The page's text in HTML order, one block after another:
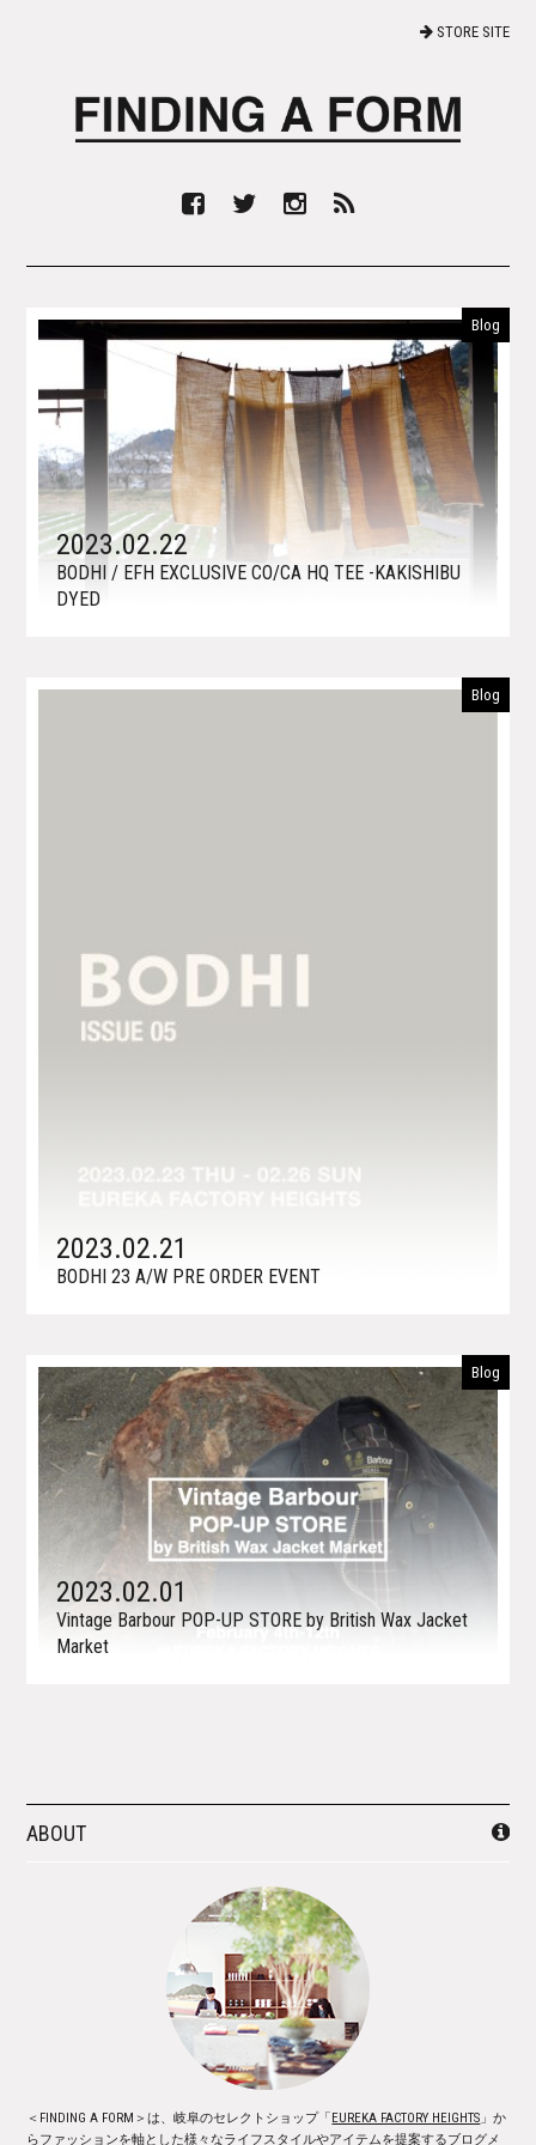
STORE SITE
Blog
2023.02.22
BODHI / EFH EXCLUSIVE CO/CA HQ TEE -KAKISHIBU
DYED
Blog
2023.02.21
BODHI 23 A/W PRE ORDER EVENT
Blog
2023.02.01
Vintage Barbour POP-UP STORE by British Wax Jacket
Market
ABOUT
＜FINDING A FORM＞は、岐阜のセレクトショップ「EUREKA FACTORY HEIGHTS 」か
らファッションを軸とした様々なライフスタイルやアイテムを提案するブログメ